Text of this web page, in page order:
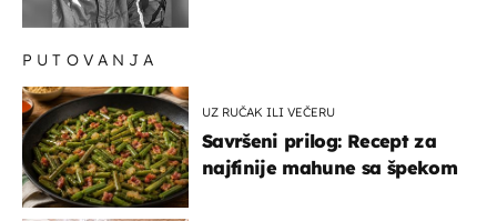
PUTOVANJA
UZ RUČAK ILI VEČERU
Savršeni prilog: Recept za
najfinije mahune sa špekom